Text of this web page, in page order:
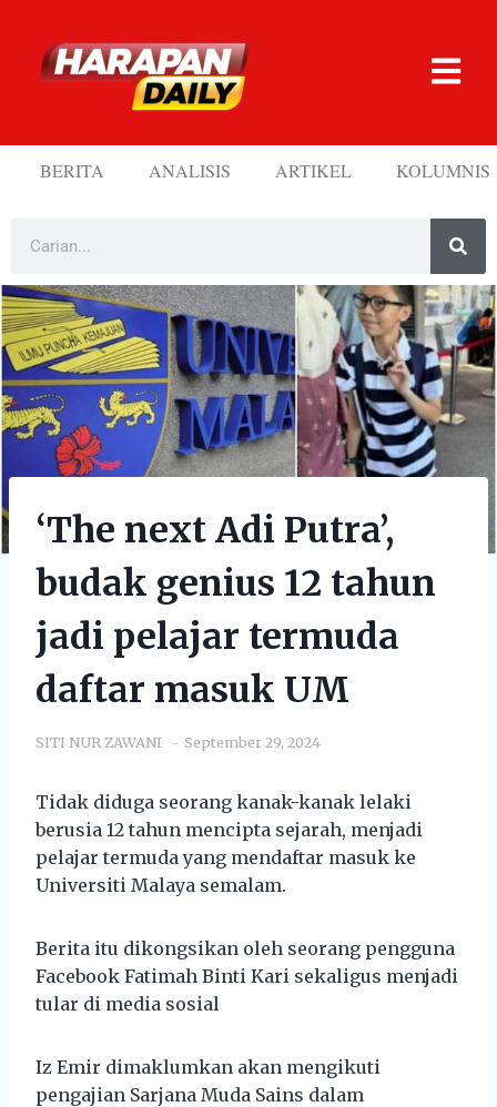
BERITA ANALISIS ARTIKEL KOLUMNIS
‘The next Adi Putra’,
budak genius 12 tahun
jadi pelajar termuda
daftar masuk UM
SITI NUR ZAWANI September 29, 2024
Tidak diduga seorang kanak-kanak lelaki
berusia 12 tahun mencipta sejarah, menjadi
pelajar termuda yang mendaftar masuk ke
Universiti Malaya semalam.
Berita itu dikongsikan oleh seorang pengguna
Facebook Fatimah Binti Kari sekaligus menjadi
tular di media sosial
Iz Emir dimaklumkan akan mengikuti
pengajian Sarjana Muda Sains dalam